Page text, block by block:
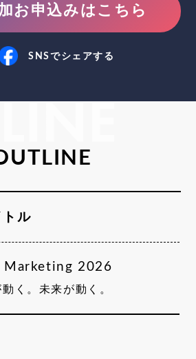
お申込みはこちら
トル
Marketing 2026
く。未来が動く。